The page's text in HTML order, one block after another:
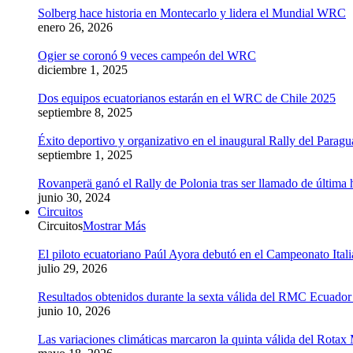
Solberg hace historia en Montecarlo y lidera el Mundial WRC
enero 26, 2026
Ogier se coronó 9 veces campeón del WRC
diciembre 1, 2025
Dos equipos ecuatorianos estarán en el WRC de Chile 2025
septiembre 8, 2025
Éxito deportivo y organizativo en el inaugural Rally del
septiembre 1, 2025
Rovanperä ganó el Rally de Polonia tras ser llamado de última
junio 30, 2024
Circuitos
CircuitosMostrar Más
El piloto ecuatoriano Paúl Ayora debutó en el Campeonato
julio 29, 2026
Resultados obtenidos durante la sexta válida del RMC
junio 10, 2026
Las variaciones climáticas marcaron la quinta válida del